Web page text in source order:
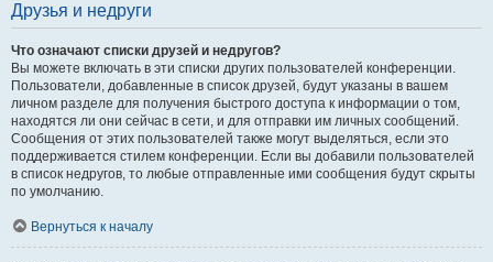
Друзья и недруги
Что означают списки друзей и недругов?
Вы можете включать в эти списки других пользователей конференции.
Пользователи, добавленные в список друзей, будут указаны в вашем
личном разделе для получения быстрого доступа к информации о том,
находятся ли они сейчас в сети, и для отправки им личных сообщений.
Сообщения от этих пользователей также могут выделяться, если это
поддерживается стилем конференции. Если вы добавили пользователей
в список недругов, то любые отправленные ими сообщения будут скрыты
по умолчанию.
Вернуться к началу